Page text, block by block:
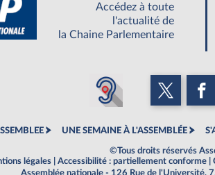
Accédez à toute
l'actualité de
la Chaine Parlementaire
UNE SEMAINE À L'ASSEMBLÉE
©Tous droits réservés
légales
Accessibilité : partiellement conforme
Assemblée nationale - 126 Rue de l'Université,